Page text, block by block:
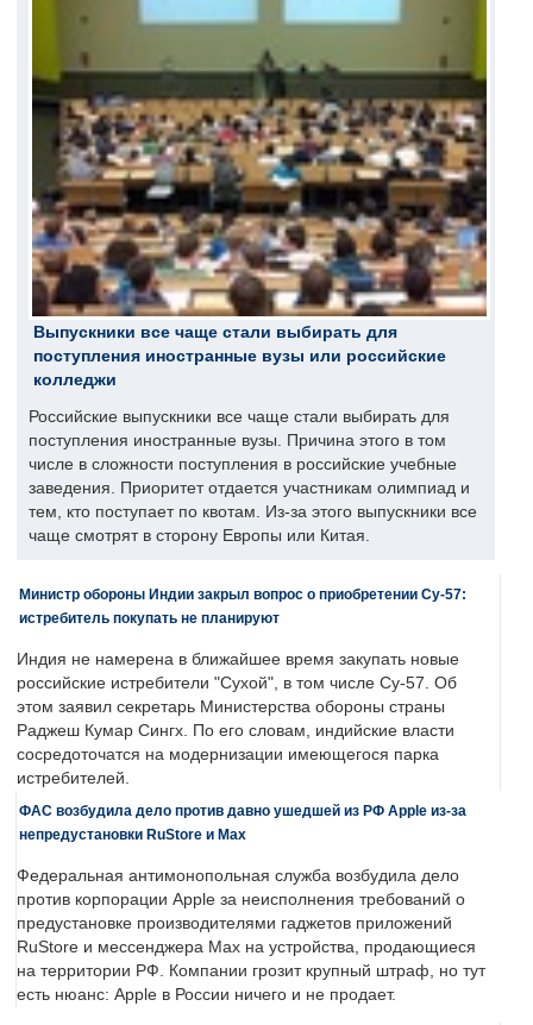
Выпускники все чаще стали выбирать для
поступления иностранные вузы или российские
колледжи
Российские выпускники все чаще стали выбирать для
поступления иностранные вузы. Причина этого в том
числе в сложности поступления в российские учебные
заведения. Приоритет отдается участникам олимпиад и
тем, кто поступает по квотам. Из-за этого выпускники все
чаще смотрят в сторону Европы или Китая.
Министр обороны Индии закрыл вопрос о приобретении Су-57:
истребитель покупать не планируют
Индия не намерена в ближайшее время закупать новые
российские истребители "Сухой", в том числе Су-57. Об
этом заявил секретарь Министерства обороны страны
Раджеш Кумар Сингх. По его словам, индийские власти
сосредоточатся на модернизации имеющегося парка
истребителей.
ФАС возбудила дело против давно ушедшей из РФ Apple из-за
непредустановки RuStore и Max
Федеральная антимонопольная служба возбудила дело
против корпорации Apple за неисполнения требований о
предустановке производителями гаджетов приложений
RuStore и мессенджера Max на устройства, продающиеся
на территории РФ. Компании грозит крупный штраф, но тут
есть нюанс: Apple в России ничего и не продает.